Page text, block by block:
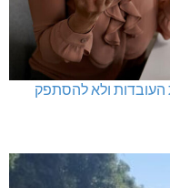
העובדות ולא להסתפק